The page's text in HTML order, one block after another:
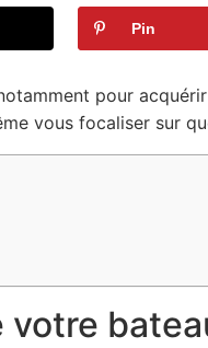
Pin
pour
vous focaliser sur
votre